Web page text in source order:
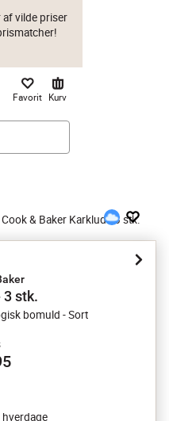
vilde priser
Favorit Kurv
Cook & Baker Karklud - 3 stk.
3 stk.
bomuld - Sort